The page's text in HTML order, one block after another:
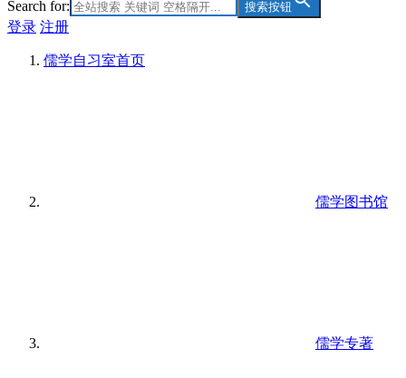
Search for: 搜索按钮
登录 注册
儒学自习室首页
儒学图书馆
儒学专著